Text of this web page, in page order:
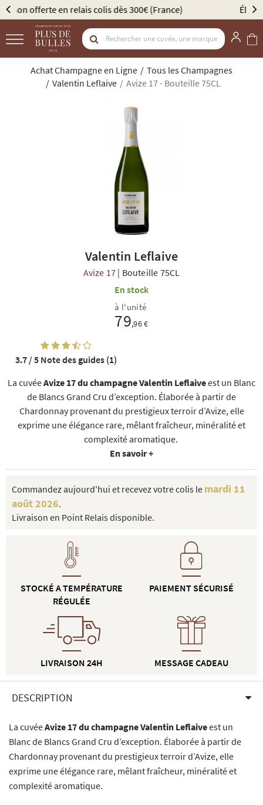
NOS COFFRETS DÉCOUVERTES
Élu Meilleur Caviste Champagne par Gault & Millau
Achat Champagne en Ligne
Tous les Champagnes
Valentin Leflaive
Avize 17 - Bouteille 75CL
Valentin Leflaive
Avize 17 | Bouteille 75CL
En stock
La cuvéeAvize 17 du champagne Valentin Leflaiveest un Blanc
de Blancs Grand Cru d’exception. Élaborée à partir de
Chardonnay provenant du prestigieux terroir d’Avize, elle
exprime une élégance rare, mêlant fraîcheur, minéralité et
complexité aromatique.
En savoir+
à l'unité
79,96 €
3.7 / 5Note des guides (1)
Commandez aujourd'hui et recevez votre colis le mardi 11
août 2026.
Livraison en Point Relais disponible.
STOCKÉ A TEMPÉRATURE
RÉGULÉE
LIVRAISON 24H
PAIEMENT SÉCURISÉ
MESSAGE CADEAU
DESCRIPTION
La cuvéeAvize 17 du champagne Valentin Leflaiveest un
Blanc de Blancs Grand Cru d’exception. Élaborée à partir de
Chardonnay provenant du prestigieux terroir d’Avize, elle
exprime une élégance rare, mêlant fraîcheur, minéralité et
complexité aromatique.